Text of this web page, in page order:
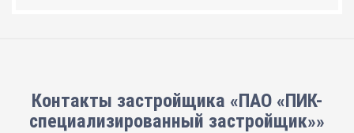
Контакты застройщика «ПАО «ПИК-
специализированный застройщик»»